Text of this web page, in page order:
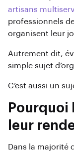
artisans
professionnels
organisent leur
Autrement dit,
simple sujet
C’est aussi un
leur
Dans la majorité